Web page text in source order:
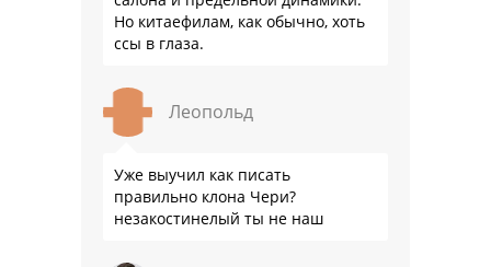
Но китаефилам, как обычно, хоть
ссы в глаза.
Леопольд
Уже выучил как писать
правильно клона Чери?
незакостинелый ты не наш